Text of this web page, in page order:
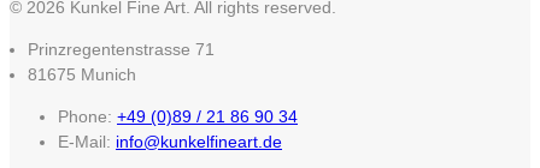
© 2026 Kunkel Fine Art. All rights reserved.
Prinzregentenstrasse 71
81675 Munich
Phone: +49 (0)89 / 21 86 90 34
E-Mail: info@kunkelfineart.de